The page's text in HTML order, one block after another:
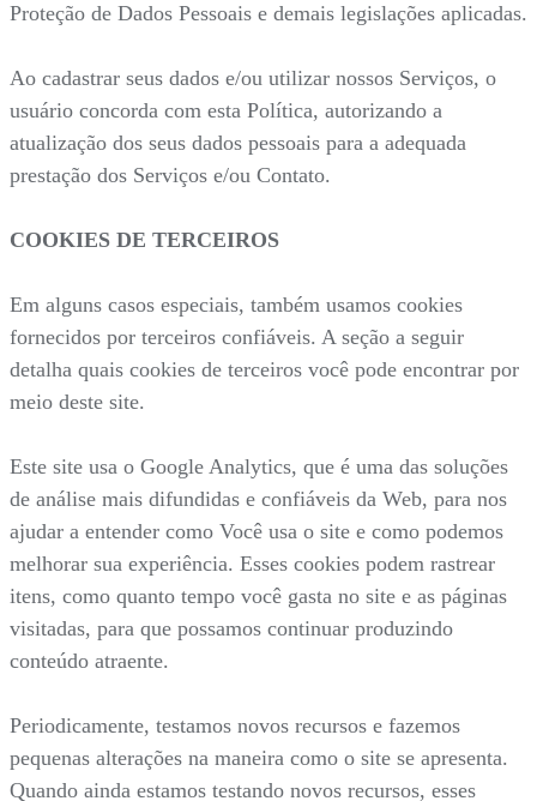
Proteção de Dados Pessoais e demais legislações aplicadas.
Ao cadastrar seus dados e/ou utilizar nossos Serviços, o
usuário concorda com esta Política, autorizando a
atualização dos seus dados pessoais para a adequada
prestação dos Serviços e/ou Contato.
COOKIES DE TERCEIROS
Em alguns casos especiais, também usamos cookies
fornecidos por terceiros confiáveis. A seção a seguir
detalha quais cookies de terceiros você pode encontrar por
meio deste site.
Este site usa o Google Analytics, que é uma das soluções
de análise mais difundidas e confiáveis da Web, para nos
ajudar a entender como Você usa o site e como podemos
melhorar sua experiência. Esses cookies podem rastrear
itens, como quanto tempo você gasta no site e as páginas
visitadas, para que possamos continuar produzindo
conteúdo atraente.
Periodicamente, testamos novos recursos e fazemos
pequenas alterações na maneira como o site se apresenta.
Quando ainda estamos testando novos recursos, esses